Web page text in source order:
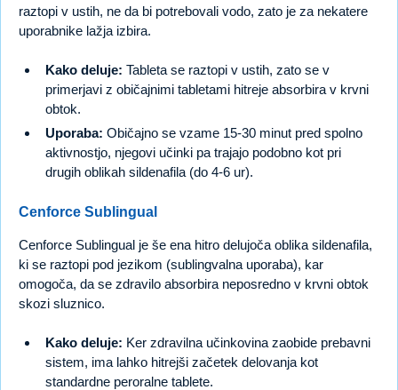
raztopi v ustih, ne da bi potrebovali vodo, zato je za nekatere
uporabnike lažja izbira.
Kako deluje: Tableta se raztopi v ustih, zato se v
primerjavi z običajnimi tabletami hitreje absorbira v krvni
obtok.
Uporaba: Običajno se vzame 15-30 minut pred spolno
aktivnostjo, njegovi učinki pa trajajo podobno kot pri
drugih oblikah sildenafila (do 4-6 ur).
Cenforce Sublingual
Cenforce Sublingual je še ena hitro delujoča oblika sildenafila,
ki se raztopi pod jezikom (sublingvalna uporaba), kar
omogoča, da se zdravilo absorbira neposredno v krvni obtok
skozi sluznico.
Kako deluje: Ker zdravilna učinkovina zaobide prebavni
sistem, ima lahko hitrejši začetek delovanja kot
standardne peroralne tablete.